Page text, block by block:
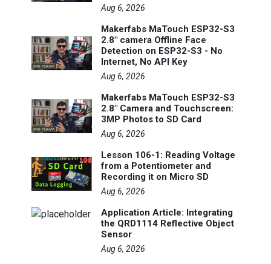
Aug 6, 2026
Makerfabs MaTouch ESP32-S3
2.8" camera Offline Face
Detection on ESP32-S3 - No
Internet, No API Key
Aug 6, 2026
Makerfabs MaTouch ESP32-S3
2.8" Camera and Touchscreen:
3MP Photos to SD Card
Aug 6, 2026
Lesson 106-1: Reading Voltage
from a Potentiometer and
Recording it on Micro SD
Aug 6, 2026
Application Article: Integrating
the QRD1114 Reflective Object
Sensor
Aug 6, 2026